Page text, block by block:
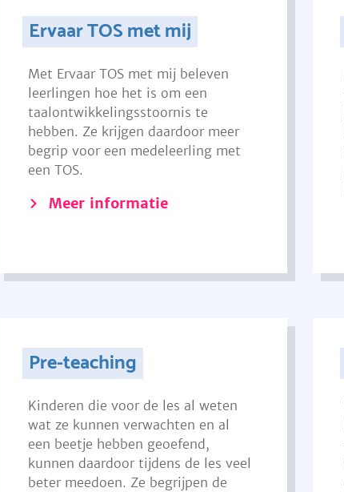
Ervaar TOS met mij
Met Ervaar TOS met mij beleven
leerlingen hoe het is om een
taalontwikkelingsstoornis te
hebben. Ze krijgen daardoor meer
begrip voor een medeleerling met
een TOS.
Meer informatie
Pre-teaching
Kinderen die voor de les al weten
wat ze kunnen verwachten en al
een beetje hebben geoefend,
kunnen daardoor tijdens de les veel
beter meedoen. Ze begrijpen de